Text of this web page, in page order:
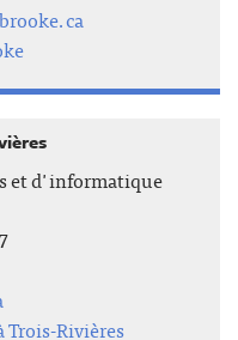
et d'informatique
Trois-Rivières